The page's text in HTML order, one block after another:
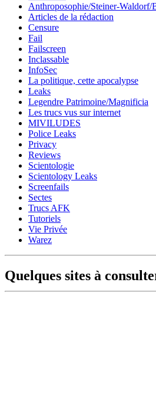
Anthroposophie/Steiner-Waldorf/
Articles de la rédaction
Censure
Fail
Failscreen
Inclassable
InfoSec
La politique, cette apocalypse
Leaks
Legendre Patrimoine/Magnificia
Les trucs vus sur internet
MIVILUDES
Police Leaks
Privacy
Reviews
Scientologie
Scientology Leaks
Screenfails
Sectes
Trucs AFK
Tutoriels
Vie Privée
Warez
Quelques sites à